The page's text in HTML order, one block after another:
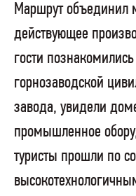
Маршрут объединил
действующее
гости
горнозаводской
завода, увидели
промышленное
туристы прошли по